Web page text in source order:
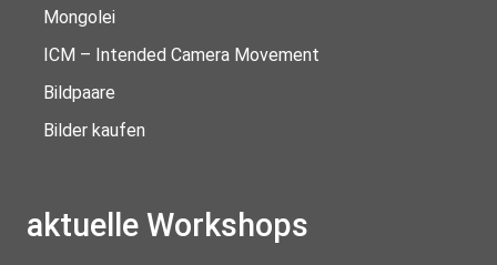
Mongolei
ICM – Intended Camera Movement
Bildpaare
Bilder kaufen
aktuelle Workshops